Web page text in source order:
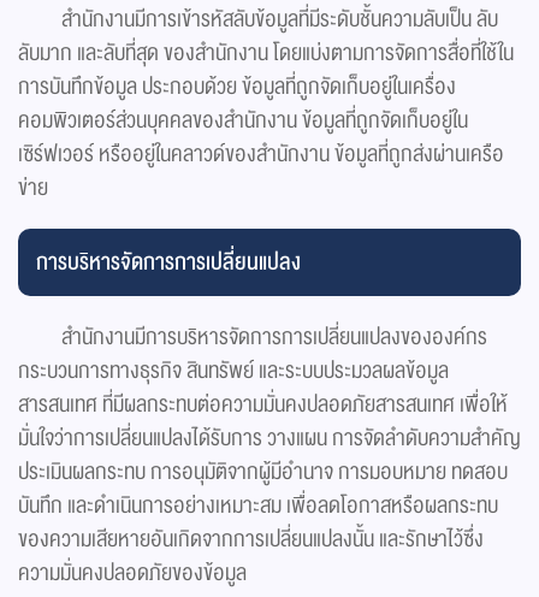
สำนักงานมีการเข้ารหัสลับข้อมูลที่มีระดับชั้นความลับเป็น ลับ
ลับมาก และลับที่สุด ของสำนักงาน โดยแบ่งตามการจัดการสื่อที่ใช้ใน
การบันทึกข้อมูล ประกอบด้วย ข้อมูลที่ถูกจัดเก็บอยู่ในเครื่อง
คอมพิวเตอร์ส่วนบุคคลของสำนักงาน ข้อมูลที่ถูกจัดเก็บอยู่ใน
เซิร์ฟเวอร์ หรืออยู่ในคลาวด์ของสำนักงาน ข้อมูลที่ถูกส่งผ่านเครือ
ข่าย
การบริหารจัดการการเปลี่ยนแปลง
สำนักงานมีการบริหารจัดการการเปลี่ยนแปลงขององค์กร
กระบวนการทางธุรกิจ สินทรัพย์ และระบบประมวลผลข้อมูล
สารสนเทศ ที่มีผลกระทบต่อความมั่นคงปลอดภัยสารสนเทศ เพื่อให้
มั่นใจว่าการเปลี่ยนแปลงได้รับการ วางแผน การจัดลำดับความสำคัญ
ประเมินผลกระทบ การอนุมัติจากผู้มีอำนาจ การมอบหมาย ทดสอบ
บันทึก และดำเนินการอย่างเหมาะสม เพื่อลดโอกาสหรือผลกระทบ
ของความเสียหายอันเกิดจากการเปลี่ยนแปลงนั้น และรักษาไว้ซึ่ง
ความมั่นคงปลอดภัยของข้อมูล